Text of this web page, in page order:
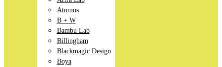
Atomos
B + W
Bambu Lab
Billingham
Blackmagic Design
Boya